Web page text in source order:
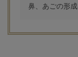
鼻、あごの形